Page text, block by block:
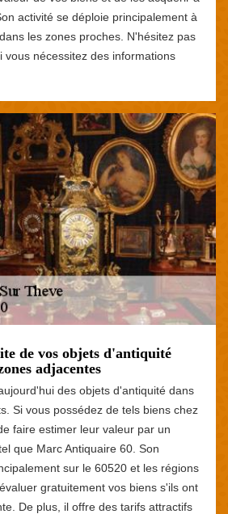
activité se déploie principalement à
les zones proches. N'hésitez pas
vous nécessitez des informations
de vos objets d'antiquité
adjacentes
des objets d'antiquité dans
Si vous possédez de tels biens chez
faire estimer leur valeur par un
que Marc Antiquaire 60. Son
sur le 60520 et les régions
gratuitement vos biens s'ils ont
De plus, il offre des tarifs attractifs